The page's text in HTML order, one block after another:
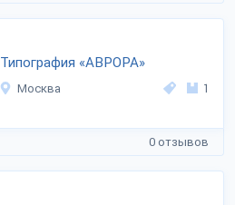
Типография «АВРОРА»
Москва 1
0 отзывов